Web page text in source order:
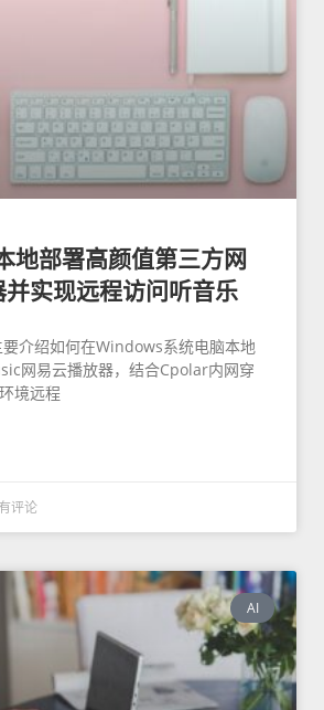
地部署高颜值第三方网
实现远程访问听音乐
介绍如何在Windows系统电脑本地
网易云播放器，结合Cpolar内网穿
境远程
评论
AI